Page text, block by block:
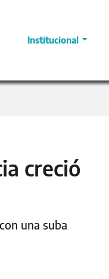
Institucional
creció
una suba